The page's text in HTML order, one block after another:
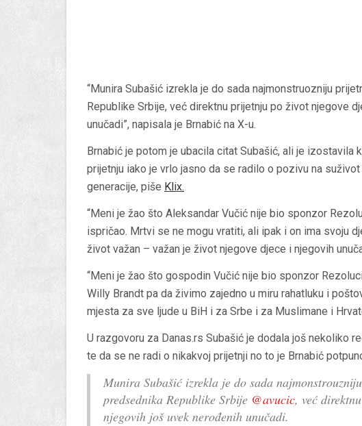
“Munira Subašić izrekla je do sada najmonstruozniju
Republike Srbije, već direktnu prijetnju po život njegove
unučadi”, napisala je Brnabić na X-u.
Brnabić je potom je ubacila citat Subašić, ali je izostavila
prijetnju iako je vrlo jasno da se radilo o pozivu na
generacije, piše Klix.
“Meni je žao što Aleksandar Vučić nije bio sponzor
ispričao. Mrtvi se ne mogu vratiti, ali ipak i on ima svoju
život važan – važan je život njegove djece i njegovih
“Meni je žao što gospodin Vučić nije bio sponzor
Willy Brandt pa da živimo zajedno u miru rahatluku i
mjesta za sve ljude u BiH i za Srbe i za Muslimane i
U razgovoru za Danas.rs Subašić je dodala još nekoliko
te da se ne radi o nikakvoj prijetnji no to je Brnabić
Munira Subašić izrekla je do sada
predsednika Republike Srbije @avucic, već
njegovih još uvek nerođenih unučadi.